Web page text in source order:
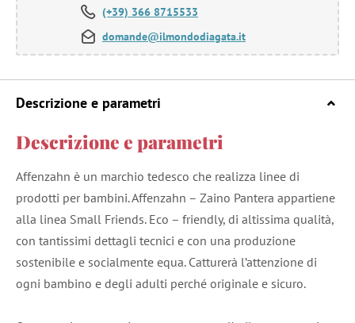
(+39) 366 8715533
domande@ilmondodiagata.it
Descrizione e parametri
Descrizione e parametri
Affenzahn è un marchio tedesco che realizza linee di
prodotti per bambini. Affenzahn – Zaino Pantera appartiene
alla linea Small Friends. Eco – friendly, di altissima qualità,
con tantissimi dettagli tecnici e con una produzione
sostenibile e socialmente equa. Catturerà l’attenzione di
ogni bambino e degli adulti perché originale e sicuro.